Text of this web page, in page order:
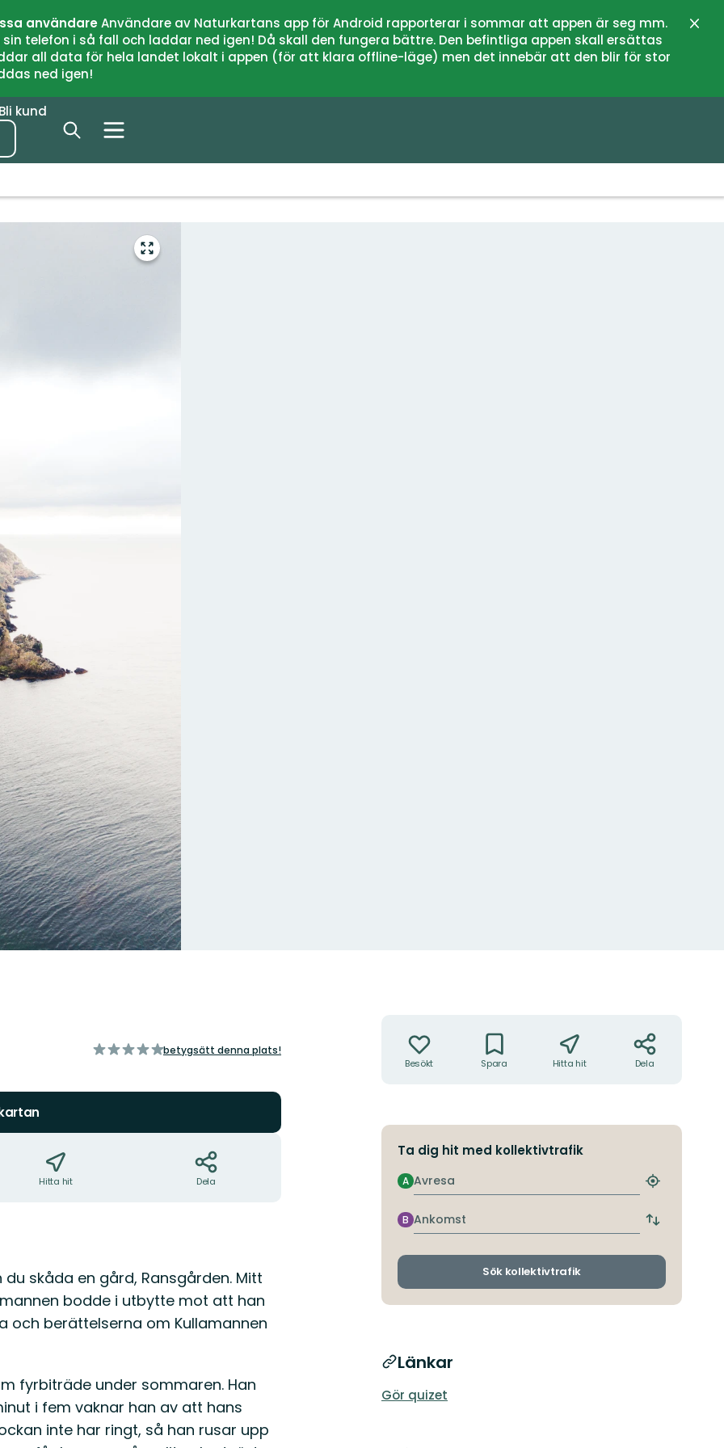
användareAnvändare av Naturkartans app för Android rapporterar i sommar att appen är seg mm.
telefon i så fall och laddar ned igen! Då skall den fungera bättre. Den befintliga appen skall ersättas
all data för hela landet lokalt i appen (för att klara offline-läge) men det innebär att den blir för stor
ned igen!
Bli kund
Gå
till
av
betygsätt denna plats!
Hitta hit Dela
skåda en gård, Ransgården. Mitt
bodde i utbytte mot att han
och berättelserna om Kullamannen
fyrbiträde under sommaren. Han
i fem vaknar han av att hans
inte har ringt, så han rusar upp
Besökt Spara Hitta hit Dela
Ta dig hit med kollektivtrafik
Avresa
A
Hitta
hållplats
Ankomst
B
Byt
och
Sök kollektivtrafik
Länkar
Gör quizet